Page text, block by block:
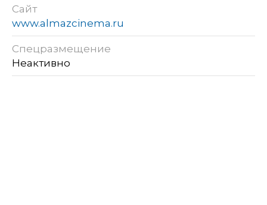
Сайт
www.almazcinema.ru
Спецразмещение
Неактивно